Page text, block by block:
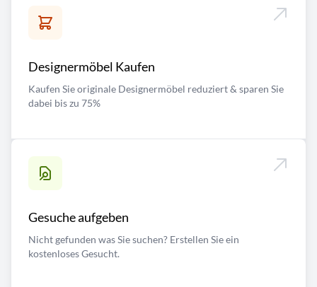
Designermöbel Kaufen
Kaufen Sie originale Designermöbel reduziert & sparen Sie
dabei bis zu 75%
Gesuche aufgeben
Nicht gefunden was Sie suchen? Erstellen Sie ein
kostenloses Gesucht.